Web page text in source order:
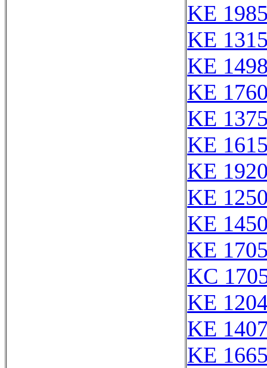
KE
KE
KE
KE
KE
KE
KE
KE
KE
KE
KC
KE
KE
KE